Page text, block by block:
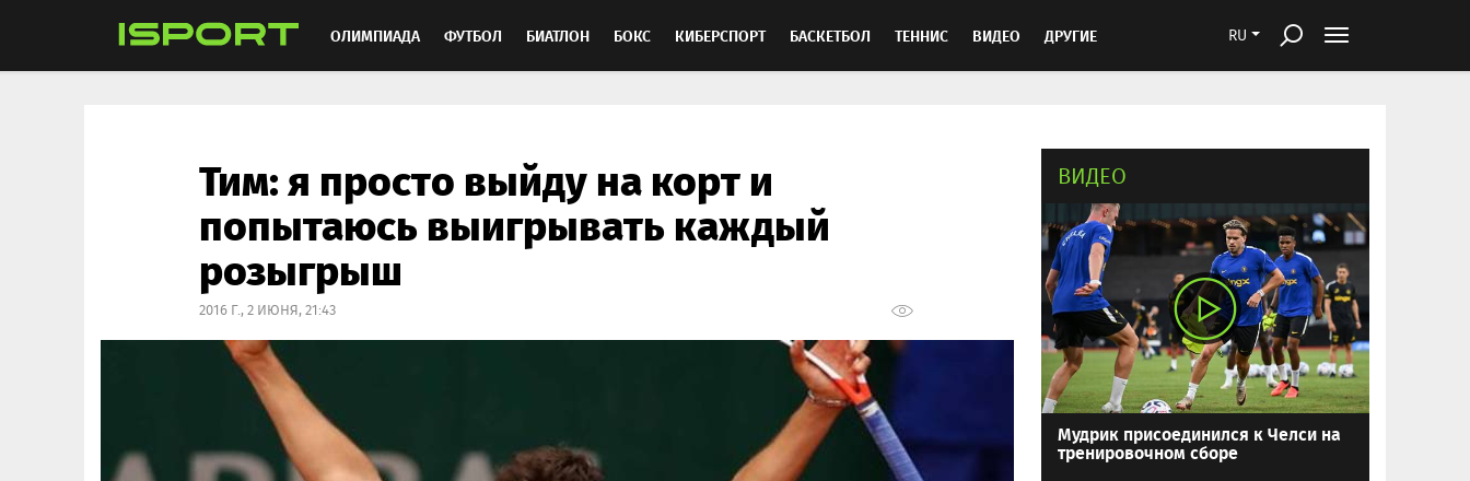
RU
ОЛИМПИАДА ФУТБОЛ БИАТЛОН БОКС КИБЕРСПОРТ БАСКЕТБОЛ ТЕННИС ВИДЕО ДРУГИЕ
Тим: я просто выйду на корт и
попытаюсь выигрывать каждый
розыгрыш
2016 Г., 2 ИЮНЯ, 21:43
ВИДЕО
Мудрик присоединился к Челси на
тренировочном сборе